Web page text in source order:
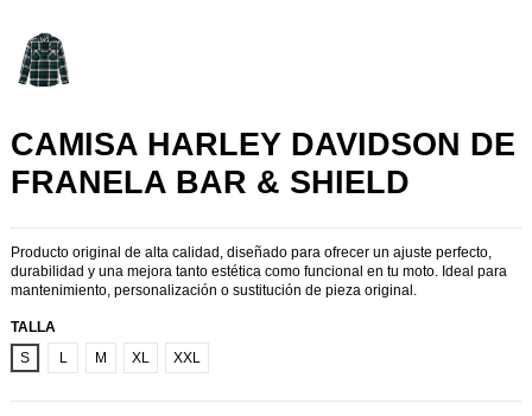
CAMISA HARLEY DAVIDSON DE
FRANELA BAR & SHIELD
Producto original de alta calidad, diseñado para ofrecer un ajuste perfecto,
durabilidad y una mejora tanto estética como funcional en tu moto. Ideal para
mantenimiento, personalización o sustitución de pieza original.
TALLA
S
L M XL XXL